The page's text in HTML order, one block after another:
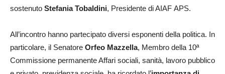
sostenuto Stefania Tobaldini, Presidente di AIAF APS.
All’incontro hanno partecipato diversi esponenti della politica. In
particolare, il Senatore Orfeo Mazzella, Membro della 10ª
Commissione permanente Affari sociali, sanità, lavoro pubblico